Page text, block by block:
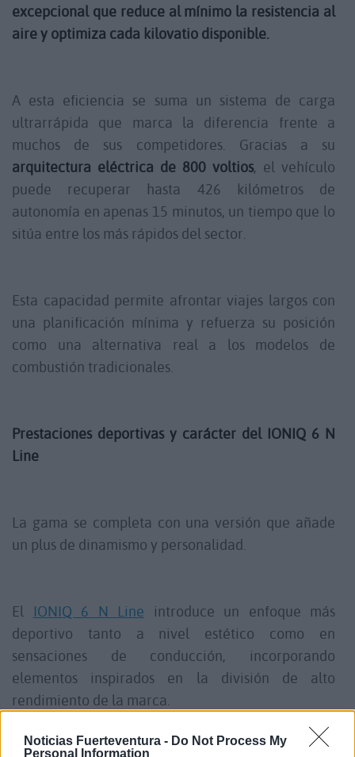
Noticias Fuerteventura - Do Not Process My
Personal Information
excepcional que reduce al mínimo la resistencia al
aire y optimiza cada kilovatio disponible.
A esta eficiencia se suma un sistema de carga
ultrarrápida que marca la diferencia frente a
muchos de sus competidores. Gracias a su
arquitectura eléctrica de 800 voltios, el vehículo
puede recuperar hasta 426 kilómetros de
autonomía en apenas 15 minutos, un tiempo que lo
sitúa entre los más rápidos del sector.
Esta capacidad permite afrontar viajes largos con
una planificación mínima y refuerza su posición
como una alternativa real a los modelos de
combustión tradicionales.
Prestaciones deportivas y carácter del IONIQ 6 N
Line
La gama se completa con una versión que añade
un plus de dinamismo y personalidad.
El IONIQ 6 N Line introduce un enfoque más
deportivo tanto a nivel estético como en
sensaciones de conducción, incorporando
elementos inspirados en la división de alto
rendimiento de la marca.